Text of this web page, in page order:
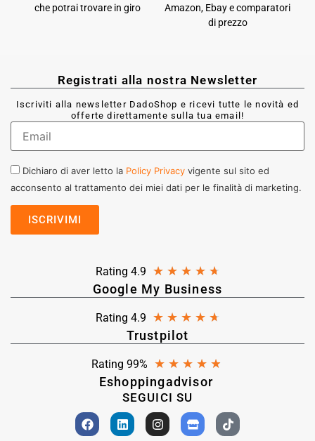
che potrai trovare in giro
Amazon, Ebay e comparatori
di prezzo
Registrati alla nostra Newsletter
Iscriviti alla newsletter DadoShop e ricevi tutte le novità ed
offerte direttamente sulla tua email!
Dichiaro di aver letto la Policy Privacy vigente sul sito ed
acconsento al trattamento dei miei dati per le finalità di marketing.
Rating 4.9 ★ ★ ★ ★ ★
Google My Business
Rating 4.9 ★ ★ ★ ★ ★
Trustpilot
Rating 99% ★ ★ ★ ★ ★
Eshoppingadvisor
SEGUICI SU